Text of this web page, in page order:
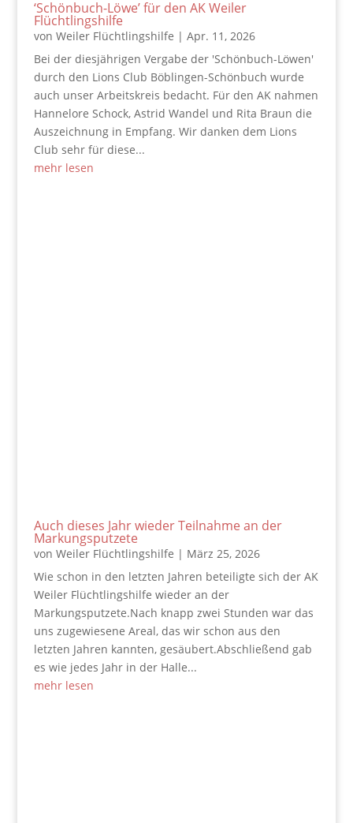
‘Schönbuch-Löwe’ für den AK Weiler
Flüchtlingshilfe
von Weiler Flüchtlingshilfe | Apr. 11, 2026
Bei der diesjährigen Vergabe der 'Schönbuch-Löwen'
durch den Lions Club Böblingen-Schönbuch wurde
auch unser Arbeitskreis bedacht. Für den AK nahmen
Hannelore Schock, Astrid Wandel und Rita Braun die
Auszeichnung in Empfang. Wir danken dem Lions
Club sehr für diese...
mehr lesen
Auch dieses Jahr wieder Teilnahme an der
Markungsputzete
von Weiler Flüchtlingshilfe | März 25, 2026
Wie schon in den letzten Jahren beteiligte sich der AK
Weiler Flüchtlingshilfe wieder an der
Markungsputzete.Nach knapp zwei Stunden war das
uns zugewiesene Areal, das wir schon aus den
letzten Jahren kannten, gesäubert.Abschließend gab
es wie jedes Jahr in der Halle...
mehr lesen